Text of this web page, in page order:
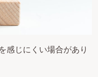
感じにくい場合があり